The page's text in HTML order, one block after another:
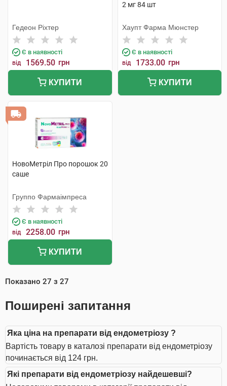
Гедеон Ріхтер
Є в наявності
від 1569.50 грн
КУПИТИ
2 мг 84 шт
Хаупт Фарма Мюнстер
Є в наявності
від 1733.00 грн
КУПИТИ
НовоМетріл Про порошок 20
саше
Группо Фармаімпреса
Є в наявності
від 2258.00 грн
КУПИТИ
Показано 27 з 27
Поширені запитання
Яка ціна на препарати від ендометріозу ?
Вартість товару в каталозі препарати від ендометріозу
починається від 124 грн.
Які препарати від ендометріозу найдешевші?